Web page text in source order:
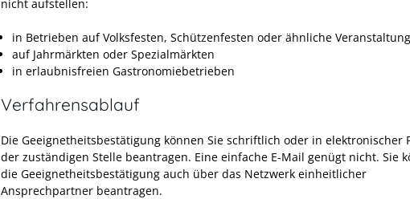
nicht aufstellen:
in Betrieben auf Volksfesten, Schützenfesten oder ähnliche
auf Jahrmärkten oder Spezialmärkten
in erlaubnisfreien Gastronomiebetrieben
Verfahrensablauf
Die Geeignetheitsbestätigung können Sie schriftlich oder in elektronischer
der zuständigen Stelle beantragen. Eine einfache E-Mail genügt nicht. Sie
die Geeignetheitsbestätigung auch über das Netzwerk einheitlicher
Ansprechpartner beantragen.